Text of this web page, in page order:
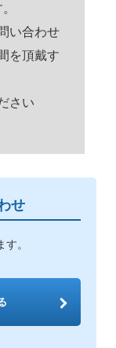
い合わせ
を頂戴す
さい
せ
。